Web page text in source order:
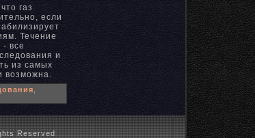
газ
если
Течение
все
и
из самых
возможна.
Reserved